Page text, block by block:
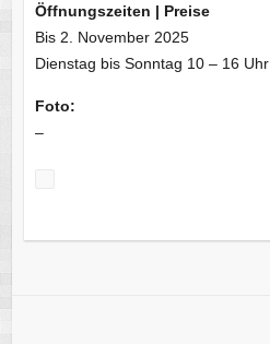
Öffnungszeiten | Preise
Bis 2. November 2025
Dienstag bis Sonntag 10 – 16 Uhr
Foto:
–